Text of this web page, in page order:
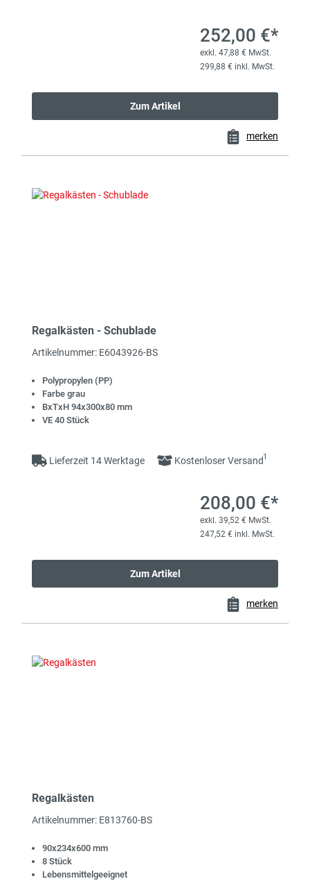
252,00 €*
exkl. 47,88 € MwSt.
299,88 € inkl. MwSt.
Zum Artikel
merken
Regalkästen - Schublade
Artikelnummer: E6043926-BS
Polypropylen (PP)
Farbe grau
BxTxH 94x300x80 mm
VE 40 Stück
Lieferzeit 14 Werktage Kostenloser Versand1
208,00 €*
exkl. 39,52 € MwSt.
247,52 € inkl. MwSt.
Zum Artikel
merken
Regalkästen
Artikelnummer: E813760-BS
90x234x600 mm
8 Stück
Lebensmittelgeeignet